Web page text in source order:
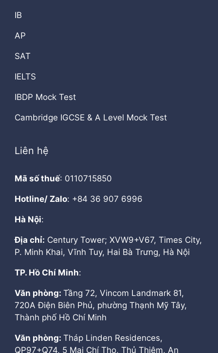
IB
AP
SAT
IELTS
IBDP Mock Test
Cambridge IGCSE & A Level Mock Test
Liên hệ
Mã số thuế: 0110715850
Hotline/ Zalo: +84 36 907 6996
Hà Nội:
Địa chỉ: Century Tower; XVW9+V67, Times City,
P. Minh Khai, Vĩnh Tuy, Hai Bà Trưng, Hà Nội
TP. Hồ Chí Minh:
Văn phòng: Tầng 72, Vincom Landmark 81,
720A Điện Biên Phủ, phường Thạnh Mỹ Tây,
Thành phố Hồ Chí Minh
Văn phòng: Tháp Linden Residences,
QP97+Q74, 5 Mai Chí Thọ, Thủ Thiêm, An